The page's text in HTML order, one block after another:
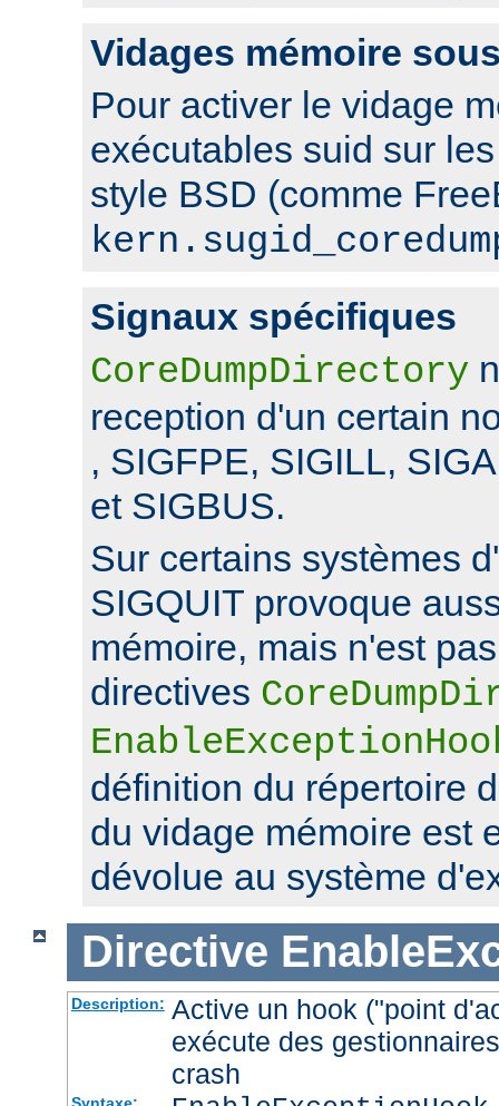
Vidages mémoire
Pour activer le vidage
exécutables suid sur
style BSD (comme
Signaux spécifiques
CoreDumpDirectory
reception d'un certain
, SIGFPE, SIGILL,
et SIGBUS.
Sur certains systèmes
SIGQUIT provoque
mémoire, mais n'est
directives
définition du répertoire
du vidage mémoire est
dévolue au système
Directive
Description: Active un hook ("point
exécute des
crash